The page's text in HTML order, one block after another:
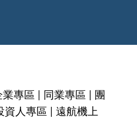
專區 | 同業專區 | 團
人專區 | 遠航機上